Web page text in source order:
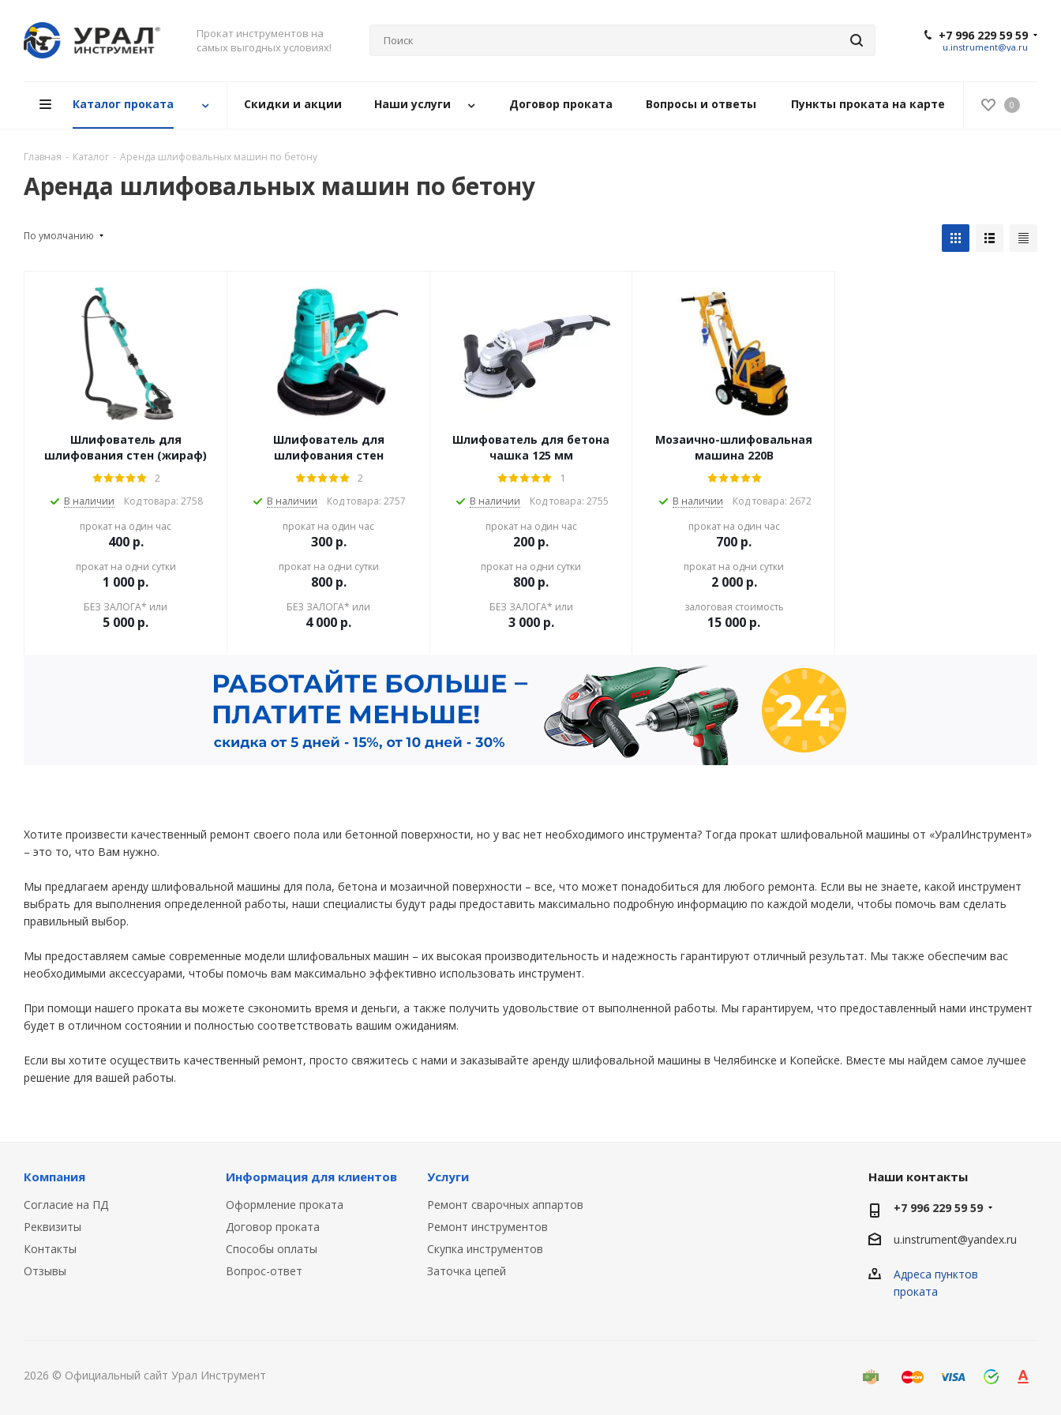
Прокат инструментов на
самых выгодных условиях!
+7 996 229 59 59
u.instrument@ya.ru
0
Каталог проката Скидки и акции Наши услуги Договор проката Вопросы и ответы Пункты проката на карте
Главная - Каталог - Аренда шлифовальных машин по бетону
Аренда шлифовальных машин по бетону
По умолчанию
Шлифователь для
шлифования стен (жираф)
2
В наличии
Код товара: 2758
прокат на один час
400р.
прокат на одни сутки
1 000 р.
БЕЗ ЗАЛОГА* или
5 000 р.
Шлифователь для
шлифования стен
2
В наличии
Код товара: 2757
прокат на один час
300р.
прокат на одни сутки
800р.
БЕЗ ЗАЛОГА* или
4 000 р.
Шлифователь для бетона
чашка 125 мм
1
В наличии
Код товара: 2755
прокат на один час
200 р.
прокат на одни сутки
800 р.
БЕЗ ЗАЛОГА* или
3 000р.
Мозаично-шлифовальная
машина 220В
В наличии
Код товара: 2672
прокат на один час
700 р.
прокат на одни сутки
2 000р.
залоговая стоимость
15 000 р.
Хотите произвести качественный ремонт своего пола или бетонной поверхности, но у вас нет необходимого инструмента? Тогда прокат шлифовальной машины от «УралИнструмент»
– это то, что Вам нужно.
Мы предлагаем аренду шлифовальной машины для пола, бетона и мозаичной поверхности – все, что может понадобиться для любого ремонта. Если вы не знаете, какой инструмент
выбрать для выполнения определенной работы, наши специалисты будут рады предоставить максимально подробную информацию по каждой модели, чтобы помочь вам сделать
правильный выбор.
Мы предоставляем самые современные модели шлифовальных машин – их высокая производительность и надежность гарантируют отличный результат. Мы также обеспечим вас
необходимыми аксессуарами, чтобы помочь вам максимально эффективно использовать инструмент.
При помощи нашего проката вы можете сэкономить время и деньги, а также получить удовольствие от выполненной работы. Мы гарантируем, что предоставленный нами инструмент
будет в отличном состоянии и полностью соответствовать вашим ожиданиям.
Если вы хотите осуществить качественный ремонт, просто свяжитесь с нами и заказывайте аренду шлифовальной машины в Челябинске и Копейске. Вместе мы найдем самое лучшее
решение для вашей работы.
Компания
Согласие на ПД
Реквизиты
Контакты
Отзывы
Информация для клиентов
Оформление проката
Договор проката
Способы оплаты
Вопрос-ответ
Услуги
Ремонт сварочных аппартов
Ремонт инструментов
Скупка инструментов
Заточка цепей
Наши контакты
+7 996 229 59 59
u.instrument@yandex.ru
Адреса пунктов
проката
2026 © Официальный сайт Урал Инструмент